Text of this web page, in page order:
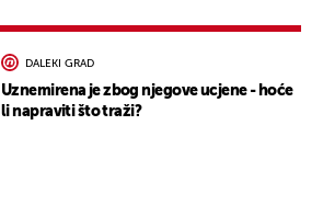
DALEKI GRAD
Uznemirena je zbog njegove ucjene - hoće
li napraviti što traži?